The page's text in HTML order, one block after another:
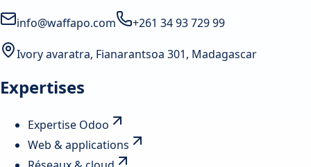
info@waffapo.com +261 34 93 729 99
Ivory avaratra, Fianarantsoa 301, Madagascar
Expertises
Expertise Odoo
Web & applications